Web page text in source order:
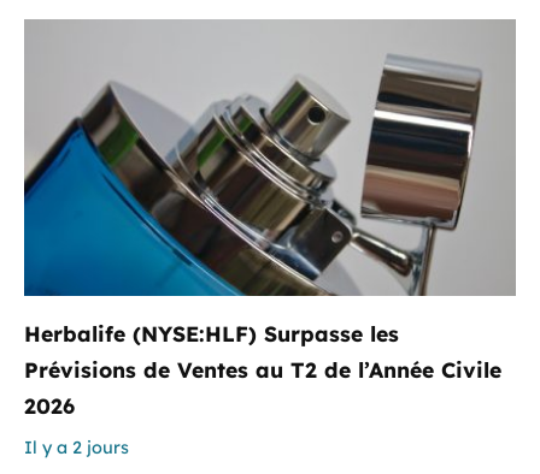
Herbalife (NYSE:HLF) Surpasse les
Prévisions de Ventes au T2 de l’Année Civile
2026
Il y a 2 jours